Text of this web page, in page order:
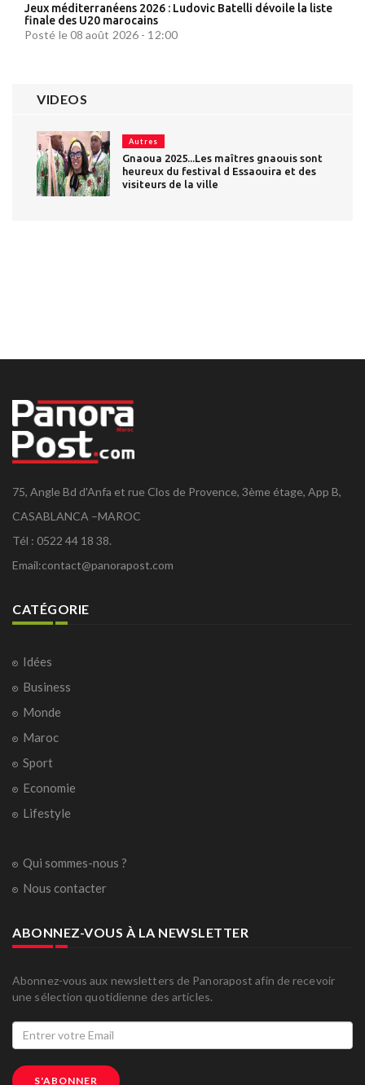
Jeux méditerranéens 2026 : Ludovic Batelli dévoile la liste
finale des U20 marocains
Posté le 08 août 2026 - 12:00
VIDEOS
Autres
Gnaoua 2025...Les maîtres gnaouis sont
heureux du festival d Essaouira et des
visiteurs de la ville
75, Angle Bd d'Anfa et rue Clos de Provence, 3ème étage, App B,
CASABLANCA –MAROC
Tél : 0522 44 18 38.
Email:contact@panorapost.com
CATÉGORIE
Idées
Business
Monde
Maroc
Sport
Economie
Lifestyle
Qui sommes-nous ?
Nous contacter
ABONNEZ-VOUS À LA NEWSLETTER
Abonnez-vous aux newsletters de Panorapost afin de recevoir
une sélection quotidienne des articles.
S'ABONNER